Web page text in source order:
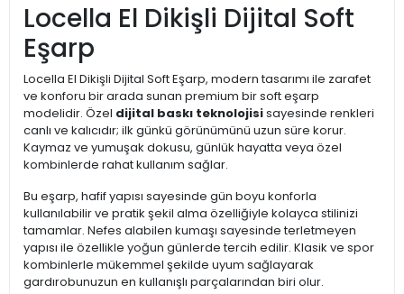
Locella El Dikişli Dijital Soft
Eşarp
Locella El Dikişli Dijital Soft Eşarp, modern tasarımı ile zarafet
ve konforu bir arada sunan premium bir soft eşarp
modelidir. Özel dijital baskı teknolojisisayesinde renkleri
canlı ve kalıcıdır; ilk günkü görünümünü uzun süre korur.
Kaymaz ve yumuşak dokusu, günlük hayatta veya özel
kombinlerde rahat kullanım sağlar.
Bu eşarp, hafif yapısı sayesinde gün boyu konforla
kullanılabilir ve pratik şekil alma özelliğiyle kolayca stilinizi
tamamlar. Nefes alabilen kumaşı sayesinde terletmeyen
yapısı ile özellikle yoğun günlerde tercih edilir. Klasik ve spor
kombinlerle mükemmel şekilde uyum sağlayarak
gardırobunuzun en kullanışlı parçalarından biri olur.